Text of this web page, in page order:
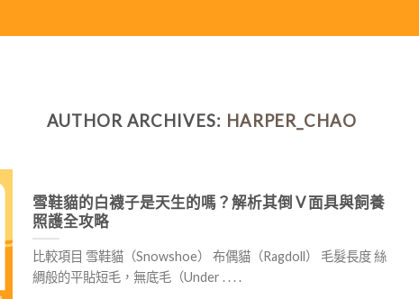
AUTHOR ARCHIVES: HARPER_CHAO
雪鞋貓的白襪子是天生的嗎？解析其倒 V 面具與飼養
照護全攻略
比較項目 雪鞋貓（Snowshoe） 布偶貓（Ragdoll） 毛髮長度 絲
綢般的平貼短毛，無底毛（Under . . . .